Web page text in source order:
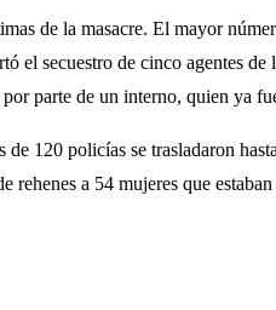
de la masacre. El mayor
el secuestro de cinco agentes
parte de un interno, quien ya
120 policías se trasladaron
rehenes a 54 mujeres que